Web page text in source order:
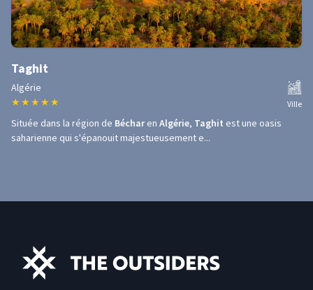
Taghit
Algérie
★ ★ ★ ★ ★ Ville
Située dans la région de Bécharen Algérie, Taghit est une oasis
saharienne qui s'épanouit majestueusement e...